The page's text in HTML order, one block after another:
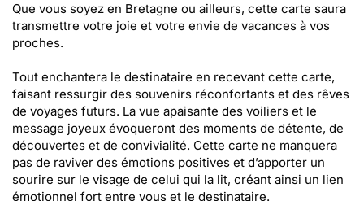
Que vous soyez en Bretagne ou ailleurs, cette carte saura
transmettre votre joie et votre envie de vacances à vos
proches.
Tout enchantera le destinataire en recevant cette carte,
faisant ressurgir des souvenirs réconfortants et des rêves
de voyages futurs. La vue apaisante des voiliers et le
message joyeux évoqueront des moments de détente, de
découvertes et de convivialité. Cette carte ne manquera
pas de raviver des émotions positives et d’apporter un
sourire sur le visage de celui qui la lit, créant ainsi un lien
émotionnel fort entre vous et le destinataire.